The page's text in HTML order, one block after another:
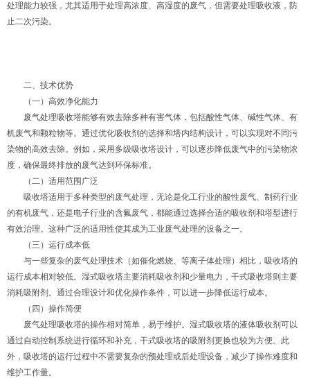
处理能力较强，尤其适用于处理高浓度、高湿度的废气，但需要处理吸收液，防
止二次污染。
二、技术优势
（一）高效净化能力
废气处理吸收塔能够有效去除多种有害气体，包括酸性气体、碱性气体、有
机废气和颗粒物等。通过优化吸收剂的选择和塔内结构设计，可以实现对不同污
染物的高效去除。例如，采用多级吸收塔设计，可以逐步降低废气中的污染物浓
度，确保最终排放的废气达到环保标准。
（二）适用范围广泛
吸收塔适用于多种类型的废气处理，无论是化工行业的酸性废气、制药行业
的有机废气，还是电子行业的含氟废气，都能通过选择合适的吸收剂和塔型进行
有效治理。这种广泛的适用性使其成为工业废气处理的设备之一。
（三）运行成本低
与一些复杂的废气处理技术（如催化燃烧、等离子体处理）相比，吸收塔的
运行成本相对较低。湿式吸收塔主要消耗吸收剂和少量电力，干式吸收塔则主要
消耗吸附剂。通过合理设计和优化操作条件，可以进一步降低运行成本。
（四）操作简便
废气处理吸收塔的操作相对简单，易于维护。湿式吸收塔的液体吸收剂可以
通过自动控制系统进行循环和补充，干式吸收塔的吸附剂更换也较为方便。此
外，吸收塔的运行过程中不需要复杂的预处理或后处理设备，减少了操作难度和
维护工作量。